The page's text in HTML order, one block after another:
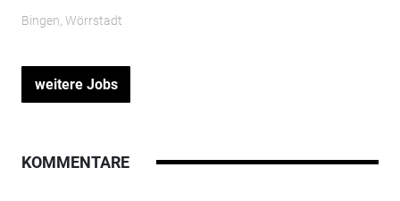
Bingen, Wörrstadt
weitere Jobs
KOMMENTARE